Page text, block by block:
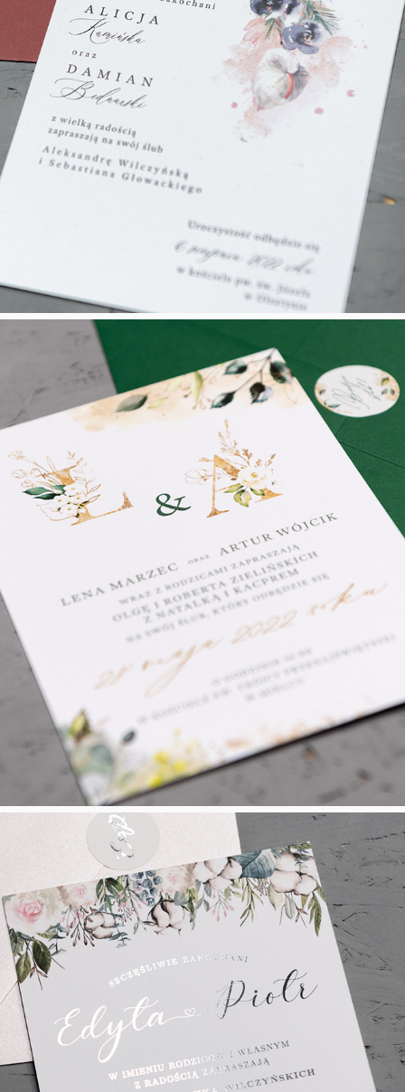
Love Spirit
Only Love Me
Time to Romance